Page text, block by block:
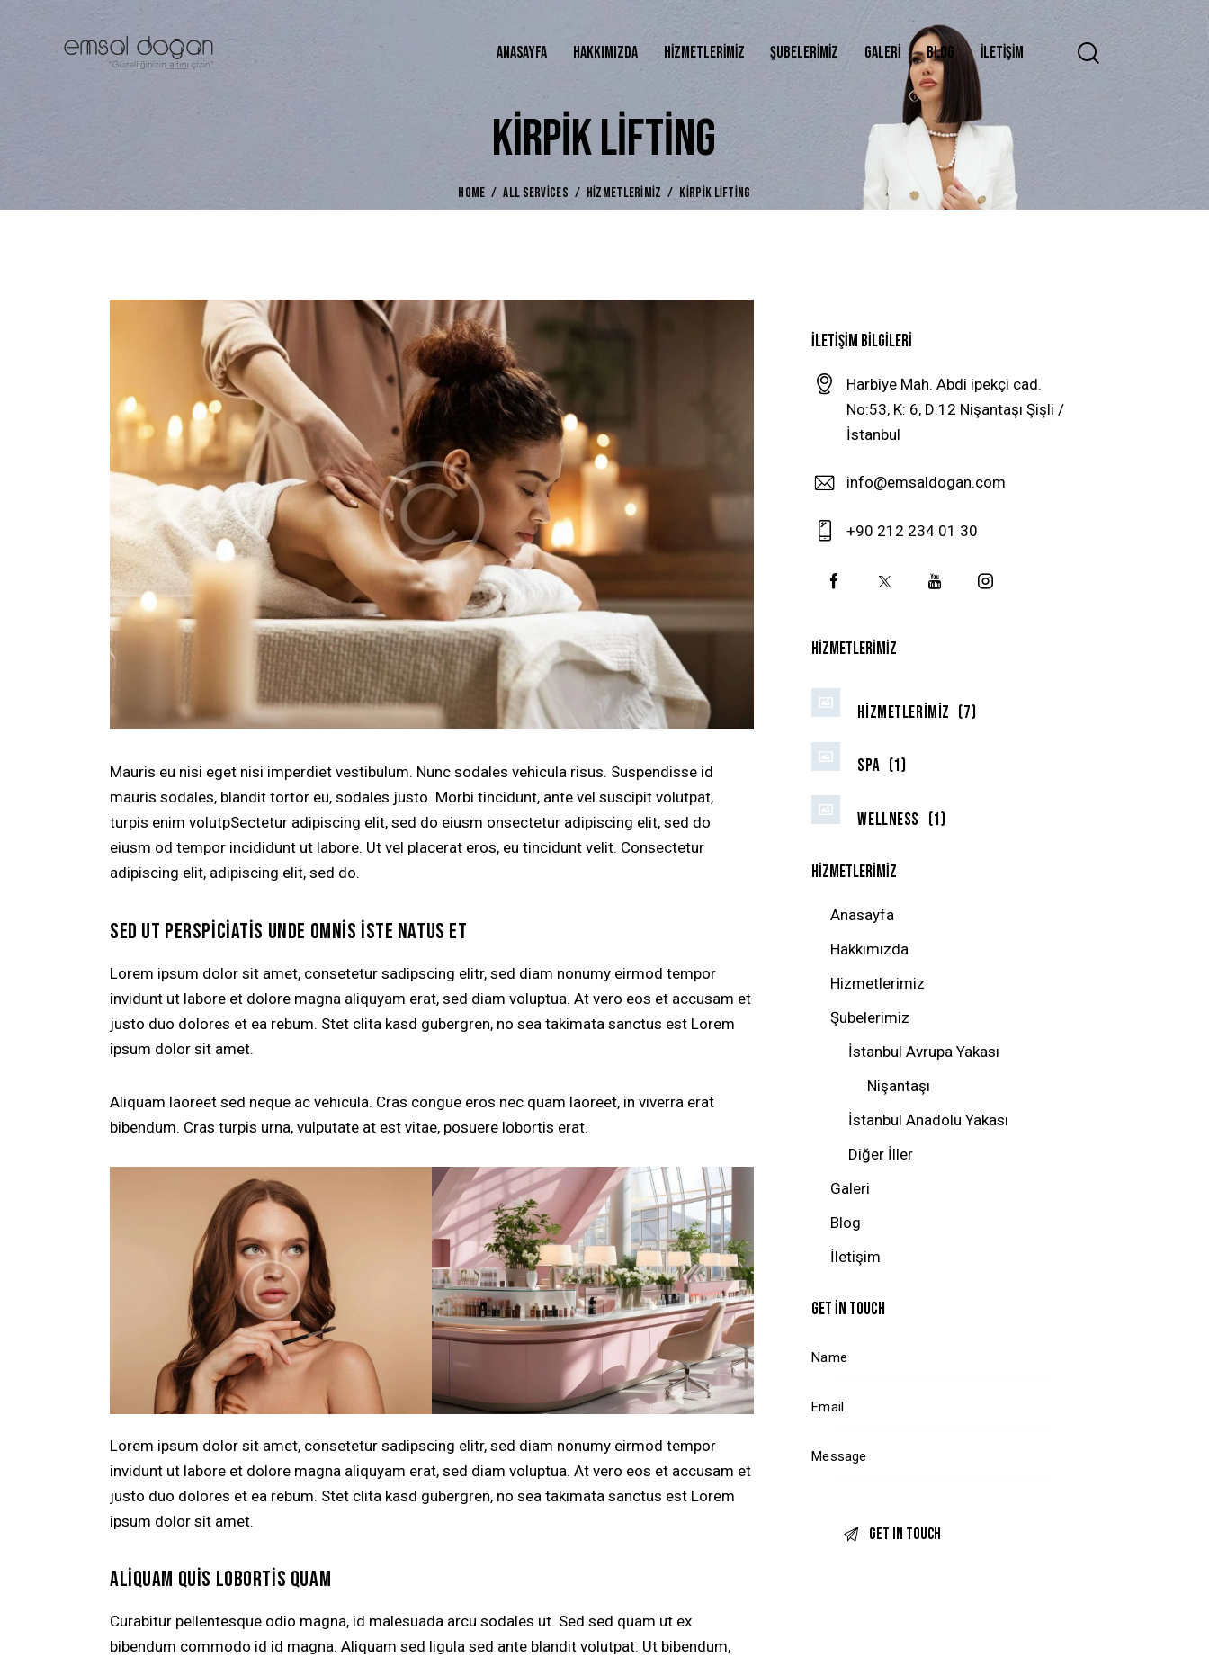
ANASAYFA HAKKIMIZDA HIZMETLERIMIZ ŞUBELERIMIZ GALERI BLOG İLETIŞIM
KIRPIK LIFTING
HOME ALL SERVICES HIZMETLERIMIZ KIRPIK LIFTING
Mauris eu nisi eget nisi imperdiet vestibulum. Nunc sodales vehicula risus. Suspendisse id
mauris sodales, blandit tortor eu, sodales justo. Morbi tincidunt, ante vel suscipit volutpat,
turpis enim volutpSectetur adipiscing elit, sed do eiusm onsectetur adipiscing elit, sed do
eiusm od tempor incididunt ut labore. Ut vel placerat eros, eu tincidunt velit. Consectetur
adipiscing elit, adipiscing elit, sed do.
SED UT PERSPICIATIS UNDE OMNIS ISTE NATUS ET
Lorem ipsum dolor sit amet, consetetur sadipscing elitr, sed diam nonumy eirmod tempor
invidunt ut labore et dolore magna aliquyam erat, sed diam voluptua. At vero eos et accusam et
justo duo dolores et ea rebum. Stet clita kasd gubergren, no sea takimata sanctus est Lorem
ipsum dolor sit amet.
Aliquam laoreet sed neque ac vehicula. Cras congue eros nec quam laoreet, in viverra erat
bibendum. Cras turpis urna, vulputate at est vitae, posuere lobortis erat.
Lorem ipsum dolor sit amet, consetetur sadipscing elitr, sed diam nonumy eirmod tempor
invidunt ut labore et dolore magna aliquyam erat, sed diam voluptua. At vero eos et accusam et
justo duo dolores et ea rebum. Stet clita kasd gubergren, no sea takimata sanctus est Lorem
ipsum dolor sit amet.
ALIQUAM QUIS LOBORTIS QUAM
Curabitur pellentesque odio magna, id malesuada arcu sodales ut. Sed sed quam ut ex
bibendum commodo id id magna. Aliquam sed ligula sed ante blandit volutpat. Ut bibendum,
İLETIŞIM BILGILERI
Harbiye Mah. Abdi ipekçi cad.
No:53, K: 6, D:12 Nişantaşı Şişli /
İstanbul
info@emsaldogan.com
+90 212 234 01 30
HIZMETLERIMIZ
Hizmetlerimiz (7)
Spa (1)
Wellness (1)
HIZMETLERIMIZ
Anasayfa
Hakkımızda
Hizmetlerimiz
Şubelerimiz
İstanbul Avrupa Yakası
Nişantaşı
İstanbul Anadolu Yakası
Diğer İller
Galeri
Blog
İletişim
GET IN TOUCH